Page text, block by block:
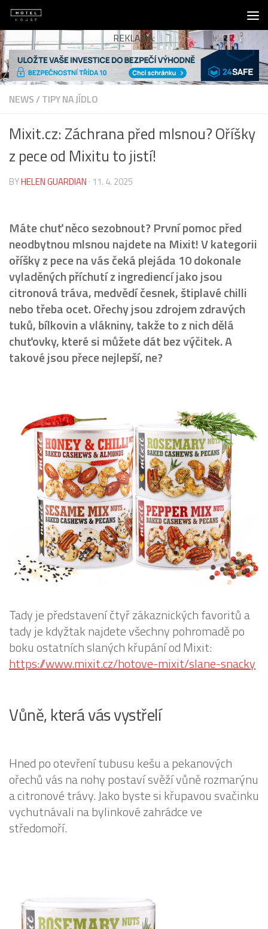
Skip to content
REKLAMA:
NEWS/TIPY NA JÍDLO
Mixit.cz: Záchrana před mlsnou? Oříšky
z pece od Mixitu to jistí!
BYHELEN GUARDIAN · 11. 4. 2025
Máte chuť něco sezobnout? První pomoc před
neodbytnou mlsnou najdete na Mixit! V kategorii
oříšky z pece na vás čeká plejáda 10 dokonale
vyladěných příchutí z ingrediencí jako jsou
citronová tráva, medvědí česnek, štiplavé chilli
nebo třeba ocet. Ořechy jsou zdrojem zdravých
tuků, bílkovin a vlákniny, takže to z nich dělá
chuťovky, které si můžete dát bez výčitek. A
takové jsou přece nejlepší, ne?
Tady je představení čtyř zákaznických favoritů a
tady je kdyžtak najdete všechny pohromadě po
boku ostatních slaných křupání od Mixit:
https://www.mixit.cz/hotove-mixit/slane-snacky
Vůně, která vás vystřelí
Hned po otevření tubusu kešu a pekanových
ořechů vás na nohy postaví svěží vůně rozmarýnu
a citronové trávy. Jako byste si křupavou svačinku
vychutnávali na bylinkové zahrádce ve
středomoří.